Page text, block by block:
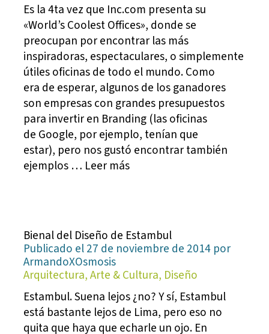
Es la 4ta vez que Inc.com presenta su
«World’s Coolest Offices», donde se
preocupan por encontrar las más
inspiradoras, espectaculares, o simplemente
útiles oficinas de todo el mundo. Como
era de esperar, algunos de los ganadores
son empresas con grandes presupuestos
para invertir en Branding (las oficinas
de Google, por ejemplo, tenían que
estar), pero nos gustó encontrar también
ejemplos … Leer más
Bienal del Diseño de Estambul
Publicado el 27 de noviembre de 2014 por
ArmandoXOsmosis
Arquitectura, Arte & Cultura, Diseño
Estambul. Suena lejos ¿no? Y sí, Estambul
está bastante lejos de Lima, pero eso no
quita que haya que echarle un ojo. En